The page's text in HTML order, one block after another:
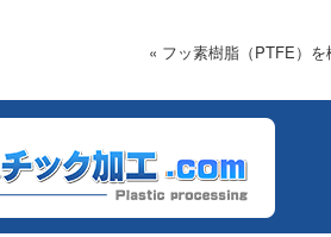
« フッ素樹脂（PTFE）